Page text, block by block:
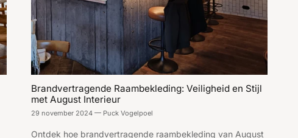
Brandvertragende Raambekleding: Veiligheid en Stijl
met August Interieur
29 november 2024— Puck Vogelpoel
Ontdek hoe brandvertragende raambekleding van August